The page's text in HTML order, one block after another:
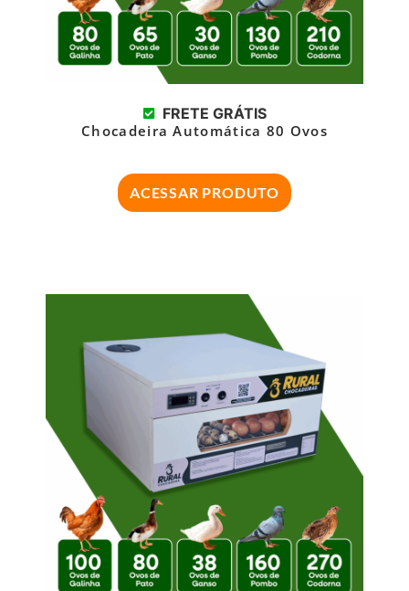
FRETE GRÁTIS
Chocadeira Automática 80 Ovos
ACESSAR PRODUTO